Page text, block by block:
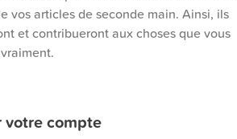
vos articles de seconde main. Ainsi, ils
et contribueront aux choses que vous
votre compte